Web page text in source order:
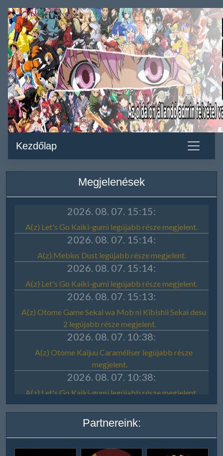
Kezdőlap
Megjelenések
Partnereink: